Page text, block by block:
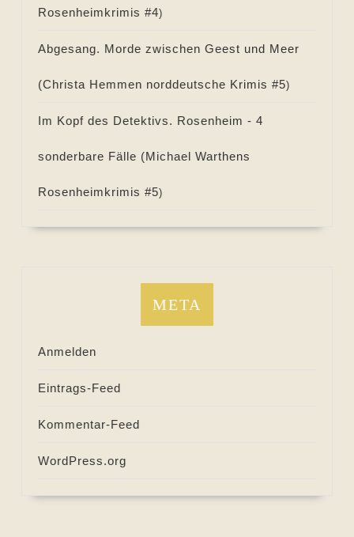
Rosenheimkrimis #4)
Abgesang. Morde zwischen Geest und Meer
(Christa Hemmen norddeutsche Krimis #5)
Im Kopf des Detektivs. Rosenheim - 4
sonderbare Fälle (Michael Warthens
Rosenheimkrimis #5)
META
Anmelden
Eintrags-Feed
Kommentar-Feed
WordPress.org